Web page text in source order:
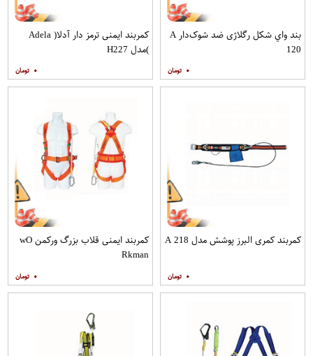
بند واي شكل رگلاژی ضد شوک‌دار A
120
۰
کمربند ایمنی ترمز دار آدلا( Adela
)مدل H227
۰
کمربند کمری البرز پوشش مدل A 218
۰
کمربند ایمنی قلاب بزرگ ورکمن wO​
Rkman
۰